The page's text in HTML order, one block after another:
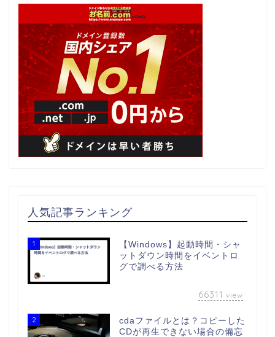
人気記事ランキング
1
【Windows】起動時間・シャ
ットダウン時間をイベントロ
グで調べる方法
66311 view
2
cdaファイルとは？コピーした
CDが再生できない場合の備忘